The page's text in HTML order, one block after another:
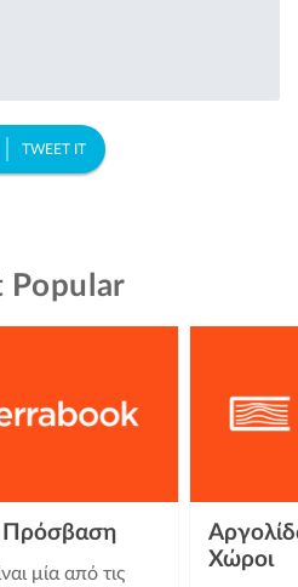
TWEET IT
Popular
Πρόσβαση
μία από τις
Χώροι